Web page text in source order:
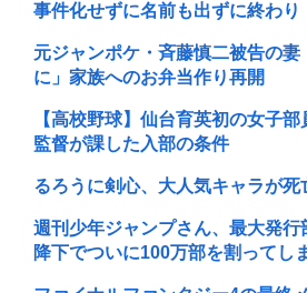
事件化せずに名前も出ずに終わり
元ジャンポケ・斉藤慎二被告の妻
に」家族へのお弁当作り再開
【高校野球】仙台育英初の女子
監督が課した入部の条件
るろうに剣心、大人気キャラが死
週刊少年ジャンプさん、最大発行
降下でついに100万部を割ってし